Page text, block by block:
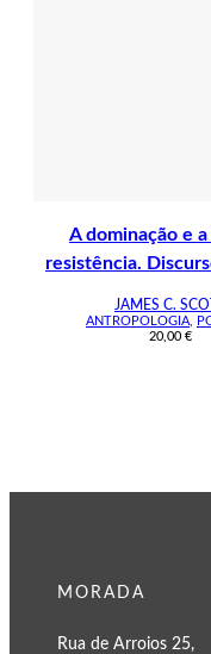
A dominação e
resistência.
JAMES C.
ANTROPOLOGIA
20,00 €
MORADA
Rua de Arroios 25,